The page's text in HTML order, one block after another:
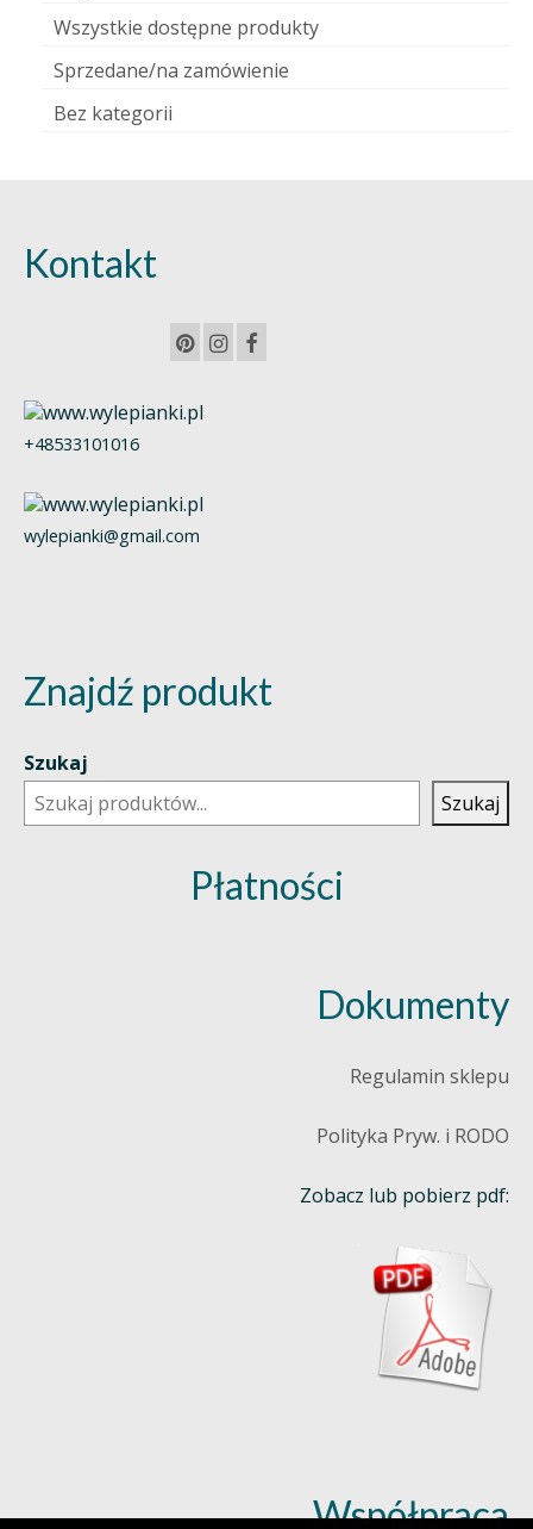
Wszystkie dostępne produkty
Sprzedane/na zamówienie
Bez kategorii
Kontakt
+48533101016
wylepianki@gmail.com
Znajdź produkt
Szukaj
Szukaj
Płatności
Dokumenty
Regulamin sklepu
Polityka Pryw. i RODO
Zobacz lub pobierz pdf:
Współpraca